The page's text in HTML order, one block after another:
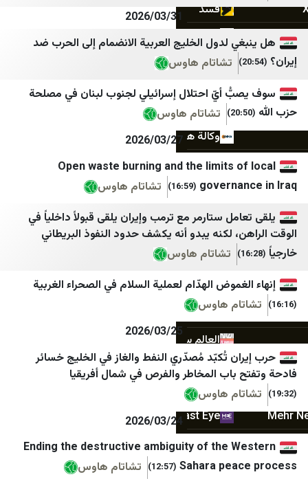
قسد
PYD
نورث برس
ANF Arabic
كرد أونلاين
وكالة هاوار للأنباء
JINHA Ar
المرصد السوري
مركز معلومات شمال وشرق سوريا
يكتي سوريا
ARK News
الشرق للأخبار - سوريا
التلفزيون العربي سوريا
العالم سورية
SYRIA DIRECT
عفرين نيوز ٢٤
Middle East Eye
سطور
مراسلون
Tehran Times
Iran International
ANA
IRANA
اقتصاد نیوز
خبرگزاری تسنیم
خبرگزاری فارس
اخبار فوری
اصلاحات‌ نیوز
ایران اکونومیست
2026/03/31
لدول الخليج العربية الانضمام إلى الحرب ضد
تشاتام هاوس
أيّ احتلال إسرائيلي لجنوب لبنان في مصلحة
تشاتام هاوس
2026/03/27
Open waste burning and the limits
(16:59)
تشاتام هاوس
ستارمر مع ترمب وإيران يلقى قبولاً داخلياً في
لكنه يبدو أنه يكشف حدود النفوذ البريطاني
تشاتام هاوس
الهدّام لعملية السلام في الصحراء الغربية
هاوس
2026/03/25
تُكبّد مُصدّري النفط والغاز في الخليج خسائر
المخاطر والفرص في شمال أفريقيا
هاوس
2026/03/24
Ending the destructive ambiguity of the
Sahara
(12:57) تشاتام هاوس